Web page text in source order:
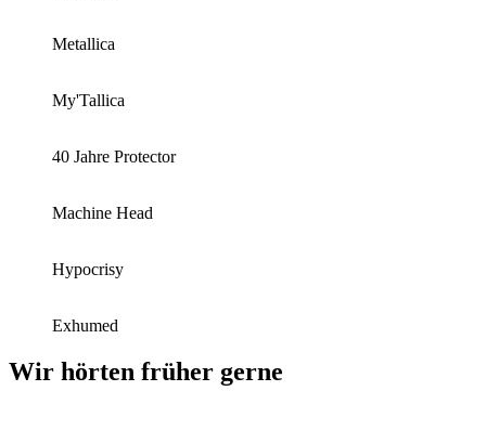
Metallica
My'Tallica
40 Jahre Protector
Machine Head
Hypocrisy
Exhumed
Wir hörten früher gerne